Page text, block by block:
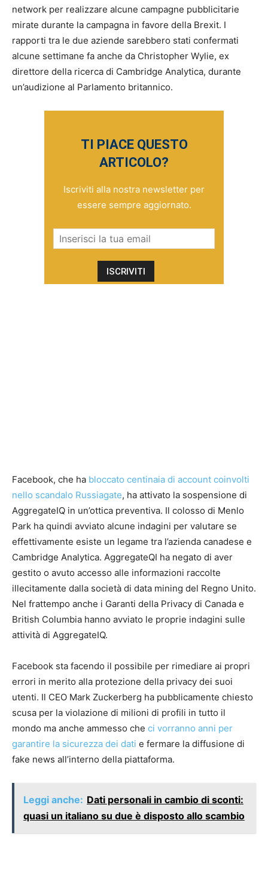
network per realizzare alcune campagne pubblicitarie
mirate durante la campagna in favore della Brexit. I
rapporti tra le due aziende sarebbero stati confermati
alcune settimane fa anche da Christopher Wylie, ex
direttore della ricerca di Cambridge Analytica, durante
un’audizione al Parlamento britannico.
TI PIACE QUESTO
ARTICOLO?
Iscriviti alla nostra newsletter per
essere sempre aggiornato.
Facebook, che ha bloccato centinaia di account coinvolti
nello scandalo Russiagate, ha attivato la sospensione di
AggregateIQ in un’ottica preventiva. Il colosso di Menlo
Park ha quindi avviato alcune indagini per valutare se
effettivamente esiste un legame tra l’azienda canadese e
Cambridge Analytica. AggregateQI ha negato di aver
gestito o avuto accesso alle informazioni raccolte
illecitamente dalla società di data mining del Regno Unito.
Nel frattempo anche i Garanti della Privacy di Canada e
British Columbia hanno avviato le proprie indagini sulle
attività di AggregateIQ.
Facebook sta facendo il possibile per rimediare ai propri
errori in merito alla protezione della privacy dei suoi
utenti. Il CEO Mark Zuckerberg ha pubblicamente chiesto
scusa per la violazione di milioni di profili in tutto il
mondo ma anche ammesso che ci vorranno anni per
garantire la sicurezza dei dati e fermare la diffusione di
fake news all’interno della piattaforma.
Leggi anche: Dati personali in cambio di sconti:
quasi un italiano su due è disposto allo scambio